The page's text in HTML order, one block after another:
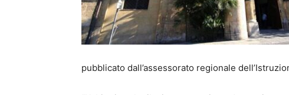
pubblicato dall’assessorato regionale